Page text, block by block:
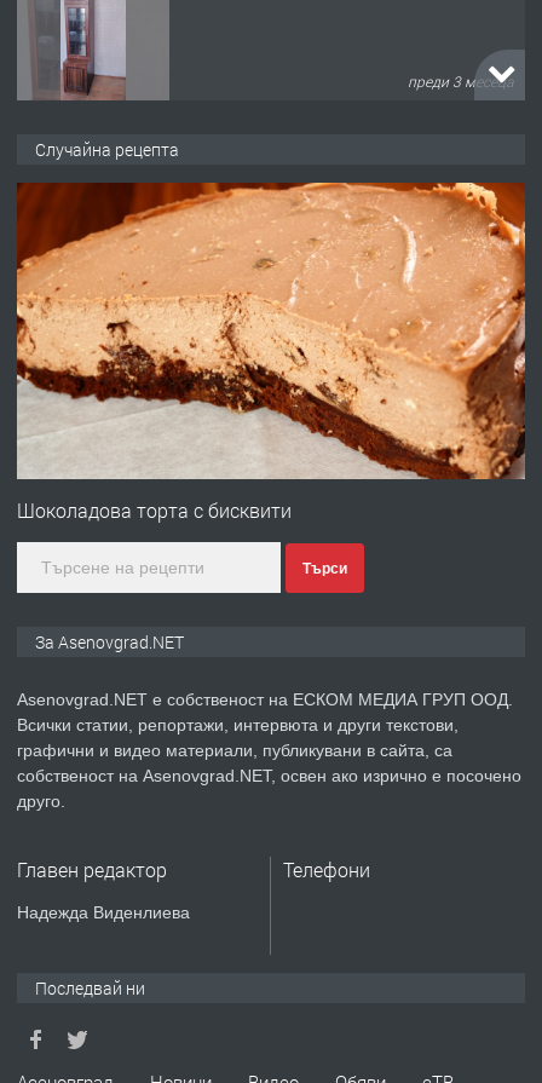
преди 3 месеца
преди 10 месеца
ПРЕДЛАГА
Професионална броячна машина -
със сертификат от ЕЦБ
преди 1 година
Професионална зеленчукорезачка
преди 2 години
ПРЕДЛАГА
Давам индивидуалани уроци по
ремонт на покриви
Случайна рецепта
Шоколадова торта с бисквити
Търси
За Asenovgrad.NET
Asenovgrad.NET е собственост на ЕСКОМ МЕДИА ГРУП ООД.
Всички статии, репортажи, интервюта и други текстови,
графични и видео материали, публикувани в сайта, са
собственост на Asenovgrad.NET, освен ако изрично е посочено
друго.
Главен редактор
Надежда Виденлиева
Телефони
Последвай ни